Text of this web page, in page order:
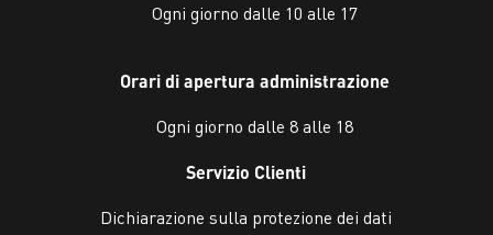
Ogni giorno dalle 10 alle 17
Orari di apertura administrazione
Ogni giorno dalle 8 alle 18
Servizio Clienti
Dichiarazione sulla protezione dei dati